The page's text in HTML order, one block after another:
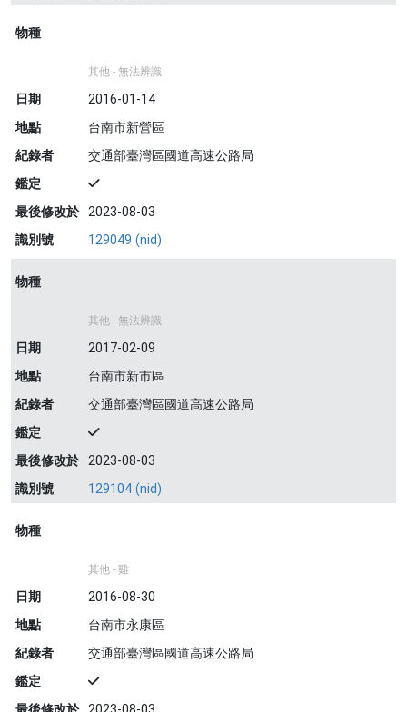
物種
其他 - 無法辨識
日期
2016-01-14
地點
台南市新營區
紀錄者
交通部臺灣區國道高速公路局
鑑定
最後修改於 2023-08-03
識別號
129049 (nid)
物種
其他 - 無法辨識
日期
2017-02-09
地點
台南市新市區
紀錄者
交通部臺灣區國道高速公路局
鑑定
最後修改於 2023-08-03
識別號
129104 (nid)
物種
其他 - 雞
日期
2016-08-30
地點
台南市永康區
紀錄者
交通部臺灣區國道高速公路局
鑑定